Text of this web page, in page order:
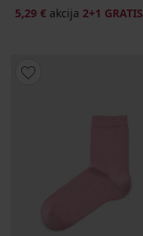
5,29 € akcija 2+1 GRATIS